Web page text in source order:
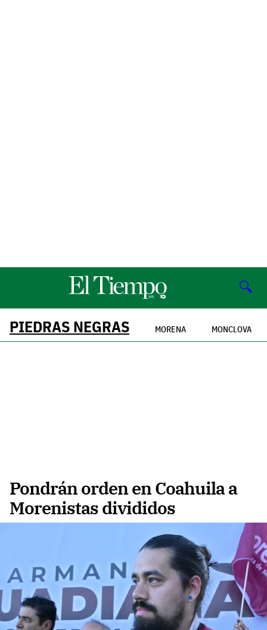
🔍
PIEDRAS NEGRAS MORENA MONCLOVA
Pondrán orden en Coahuila a
Morenistas divididos